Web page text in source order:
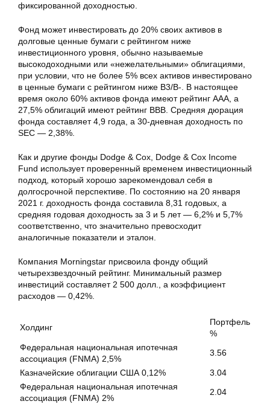
фиксированной доходностью.
Фонд может инвестировать до 20% своих активов в
долговые ценные бумаги с рейтингом ниже
инвестиционного уровня, обычно называемые
высокодоходными или «нежелательными» облигациями,
при условии, что не более 5% всех активов инвестировано
в ценные бумаги с рейтингом ниже B3/B-. В настоящее
время около 60% активов фонда имеют рейтинг ААА, а
27,5% облигаций имеют рейтинг ВВВ. Средняя дюрация
фонда составляет 4,9 года, а 30-дневная доходность по
SEC — 2,38%.
Как и другие фонды Dodge & Cox, Dodge & Cox Income
Fund использует проверенный временем инвестиционный
подход, который хорошо зарекомендовал себя в
долгосрочной перспективе. По состоянию на 20 января
2021 г. доходность фонда составила 8,31 годовых, а
средняя годовая доходность за 3 и 5 лет — 6,2% и 5,7%
соответственно, что значительно превосходит
аналогичные показатели и эталон.
Компания Morningstar присвоила фонду общий
четырехзвездочный рейтинг. Минимальный размер
инвестиций составляет 2 500 долл., а коэффициент
расходов — 0,42%.
Холдинг
Портфель
%
Федеральная национальная ипотечная
ассоциация (FNMA) 2,5%
3.56
Казначейские облигации США 0,12%
3.04
Федеральная национальная ипотечная
ассоциация (FNMA) 2%
2.04